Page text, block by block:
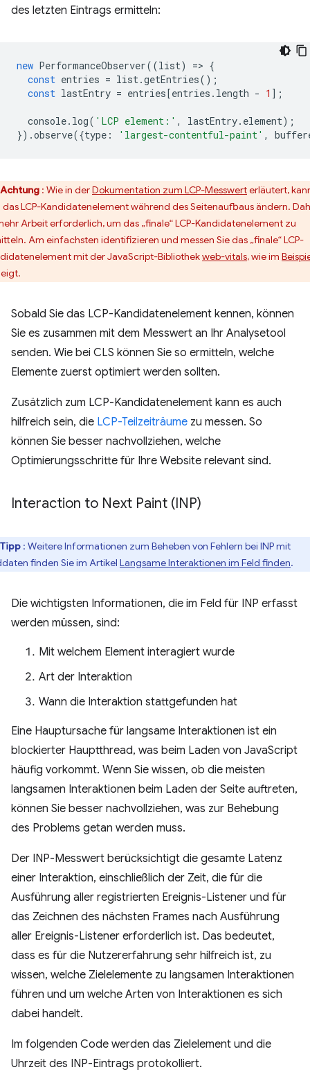
des letzten Eintrags ermitteln:
new PerformanceObserver((list) => {
const entries = list .getEntries();
const lastEntry = entries[entries . length - 1 ];
console. log( 'LCP element:' , lastEntry. element);
}).observe({type : 'largest-contentful-paint' ,
Achtung : Wie in derDokumentation zum LCP-Messwerterläutert,
das LCP-Kandidatenelement während des Seitenaufbaus ändern.
Arbeit erforderlich, um das „finale“ LCP-Kandidatenelement zu
Am einfachsten identifizieren und messen Sie das „finale“ LCP-
mit der JavaScript-Bibliothekweb-vitals, wie im
Sobald Sie das LCP-Kandidatenelement kennen, können
Sie es zusammen mit dem Messwert an Ihr Analysetool
senden. Wie bei CLS können Sie so ermitteln, welche
Elemente zuerst optimiert werden sollten.
Zusätzlich zum LCP-Kandidatenelement kann es auch
hilfreich sein, die LCP-Teilzeiträume zu messen. So
können Sie besser nachvollziehen, welche
Optimierungsschritte für Ihre Website relevant sind.
Interaction to Next Paint (INP)
Tipp : Weitere Informationen zum Beheben von Fehlern bei INP mit
finden Sie im Artikel Langsame Interaktionen im Feld finden.
Die wichtigsten Informationen, die im Feld für INP erfasst
werden müssen, sind:
Mit welchem Element interagiert wurde
Art der Interaktion
Wann die Interaktion stattgefunden hat
Eine Hauptursache für langsame Interaktionen ist ein
blockierter Hauptthread, was beim Laden von JavaScript
häufig vorkommt. Wenn Sie wissen, ob die meisten
langsamen Interaktionen beim Laden der Seite auftreten,
können Sie besser nachvollziehen, was zur Behebung
des Problems getan werden muss.
Der INP-Messwert berücksichtigt die gesamte Latenz
einer Interaktion, einschließlich der Zeit, die für die
Ausführung aller registrierten Ereignis-Listener und für
das Zeichnen des nächsten Frames nach Ausführung
aller Ereignis-Listener erforderlich ist. Das bedeutet,
dass es für die Nutzererfahrung sehr hilfreich ist, zu
wissen, welche Zielelemente zu langsamen Interaktionen
führen und um welche Arten von Interaktionen es sich
dabei handelt.
Im folgenden Code werden das Zielelement und die
Uhrzeit des INP-Eintrags protokolliert.